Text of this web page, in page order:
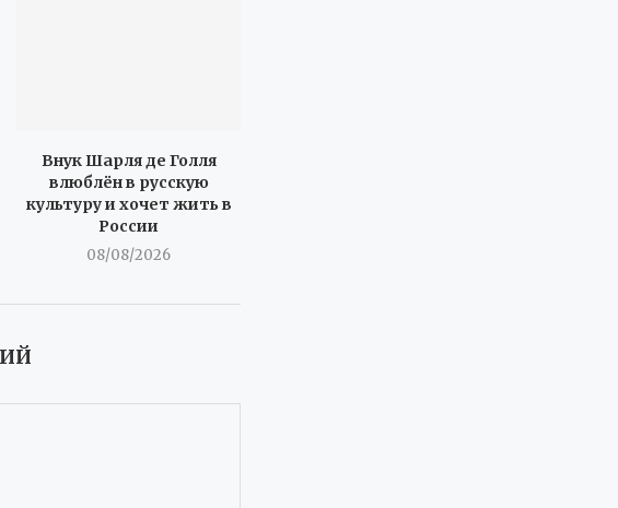
Внук Шарля де Голля
влюблён в русскую
культуру и хочет жить в
России
08/08/2026